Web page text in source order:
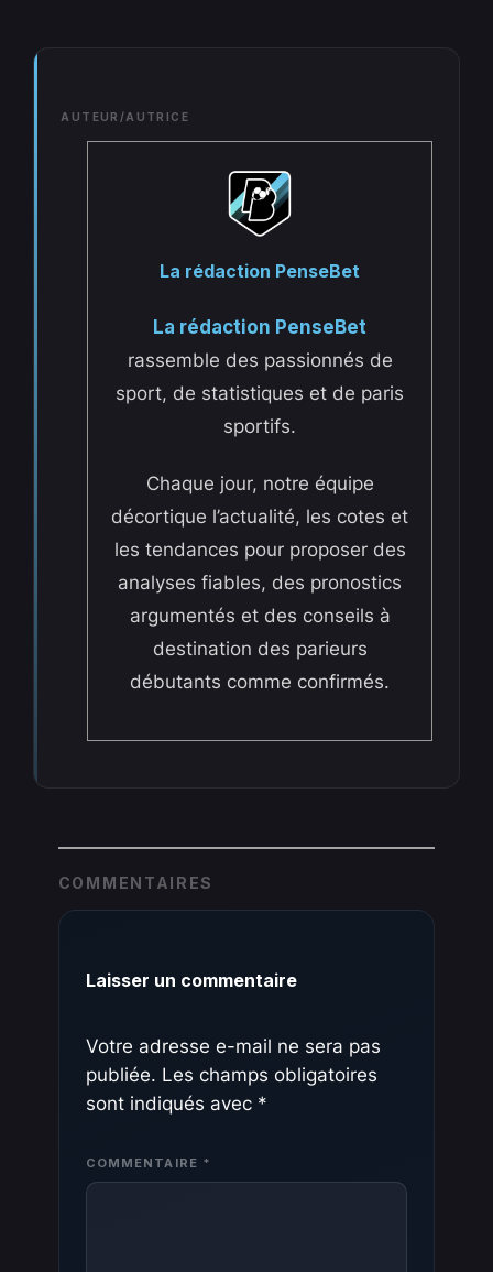
AUTEUR/AUTRICE
La rédaction PenseBet
La rédaction PenseBet
rassemble des passionnés de
sport, de statistiques et de paris
sportifs.
Chaque jour, notre équipe
décortique l’actualité, les cotes et
les tendances pour proposer des
analyses fiables, des pronostics
argumentés et des conseils à
destination des parieurs
débutants comme confirmés.
COMMENTAIRES
Laisser un commentaire
Votre adresse e-mail ne sera pas
publiée. Les champs obligatoires
sont indiqués avec *
COMMENTAIRE *